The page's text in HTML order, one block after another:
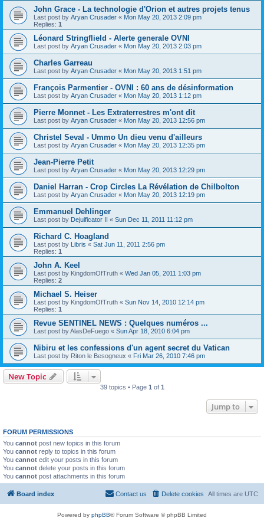
John Grace - La technologie d'Orion et autres projets tenus
Last post by Aryan Crusader « Mon May 20, 2013 2:09 pm
Replies: 1
Léonard Stringflield - Alerte generale OVNI
Last post by Aryan Crusader « Mon May 20, 2013 2:03 pm
Charles Garreau
Last post by Aryan Crusader « Mon May 20, 2013 1:51 pm
François Parmentier - OVNI : 60 ans de désinformation
Last post by Aryan Crusader « Mon May 20, 2013 1:12 pm
Pierre Monnet - Les Extraterrestres m'ont dit
Last post by Aryan Crusader « Mon May 20, 2013 12:56 pm
Christel Seval - Ummo Un dieu venu d'ailleurs
Last post by Aryan Crusader « Mon May 20, 2013 12:35 pm
Jean-Pierre Petit
Last post by Aryan Crusader « Mon May 20, 2013 12:29 pm
Daniel Harran - Crop Circles La Révélation de Chilbolton
Last post by Aryan Crusader « Mon May 20, 2013 12:19 pm
Emmanuel Dehlinger
Last post by Dejuificator II « Sun Dec 11, 2011 11:12 pm
Richard C. Hoagland
Last post by Libris « Sat Jun 11, 2011 2:56 pm
Replies: 1
John A. Keel
Last post by KingdomOfTruth « Wed Jan 05, 2011 1:03 pm
Replies: 2
Michael S. Heiser
Last post by KingdomOfTruth « Sun Nov 14, 2010 12:14 pm
Replies: 1
Revue SENTINEL NEWS : Quelques numéros ...
Last post byAlasDeFuego « Sun Apr 18, 2010 6:04 pm
Nibiru et les confessions d'un agent secret du Vatican
Last post by Riton le Besogneux « Fri Mar 26, 2010 7:46 pm
New Topic
39 topics • Page 1 of 1
Jump to
FORUM PERMISSIONS
You cannot post new topics in this forum
You cannot reply to topics in this forum
You cannot edit your posts in this forum
You cannot delete your posts in this forum
You cannot post attachments in this forum
Board index All times are UTC
Delete cookies
Contact us
Powered by phpBB® Forum Software © phpBB Limited